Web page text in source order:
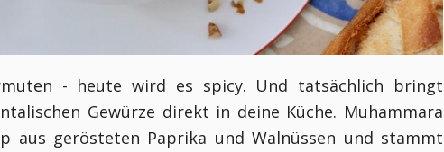
- heute wird es spicy. Und tatsächlich bringt
Gewürze direkt in deine Küche. Muhammara
aus gerösteten Paprika und Walnüssen und stammt